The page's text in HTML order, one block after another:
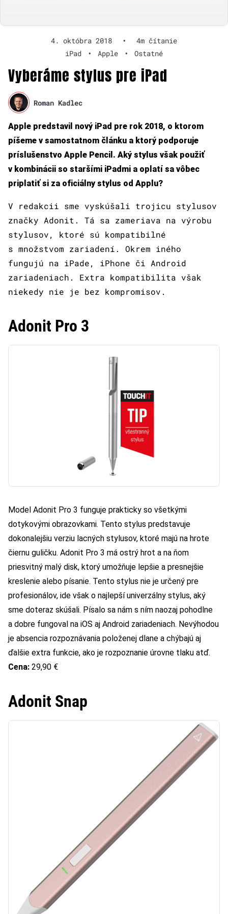
4. októbra 2018 •
4m čítanie
iPad
• Apple • Ostatné
Vyberáme stylus pre iPad
Roman Kadlec
Apple predstavil nový iPad pre rok 2018, o ktorom
píšeme v samostatnom článku a ktorý podporuje
príslušenstvo Apple Pencil. Aký stylus však použiť
v kombinácii so staršími iPadmi a oplatí sa vôbec
priplatiť si za oficiálny stylus od Applu?
V redakcii sme vyskúšali trojicu stylusov
značky Adonit. Tá sa zameriava na výrobu
stylusov, ktoré sú kompatibilné
s množstvom zariadení. Okrem iného
fungujú na iPade, iPhone či Android
zariadeniach. Extra kompatibilita však
niekedy nie je bez kompromisov.
Adonit Pro 3
Model Adonit Pro 3 funguje prakticky so všetkými
dotykovými obrazovkami. Tento stylus predstavuje
dokonalejšiu verziu lacných stylusov, ktoré majú na hrote
čiernu guličku. Adonit Pro 3 má ostrý hrot a na ňom
priesvitný malý disk, ktorý umožňuje lepšie a presnejšie
kreslenie alebo písanie. Tento stylus nie je určený pre
profesionálov, ide však o najlepší univerzálny stylus, aký
sme doteraz skúšali. Písalo sa nám s ním naozaj pohodlne
a dobre fungoval na iOS aj Android zariadeniach. Nevýhodou
je absencia rozpoznávania položenej dlane a chýbajú aj
ďalšie extra funkcie, ako je rozpoznanie úrovne tlaku atď.
Cena: 29,90 €
Adonit Snap